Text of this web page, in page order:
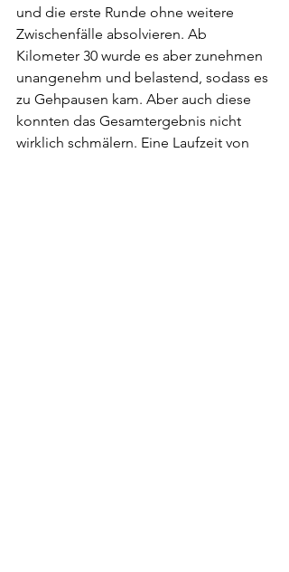
und die erste Runde ohne weitere
Zwischenfälle absolvieren. Ab
Kilometer 30 wurde es aber zunehmen
unangenehm und belastend, sodass es
zu Gehpausen kam. Aber auch diese
konnten das Gesamtergebnis nicht
wirklich schmälern. Eine Laufzeit von